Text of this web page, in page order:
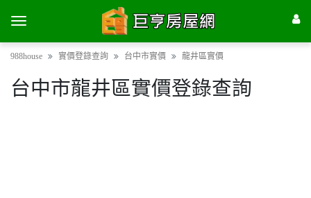
988house 實價登錄查詢 台中市實價 龍井區實價
台中市龍井區實價登錄查詢